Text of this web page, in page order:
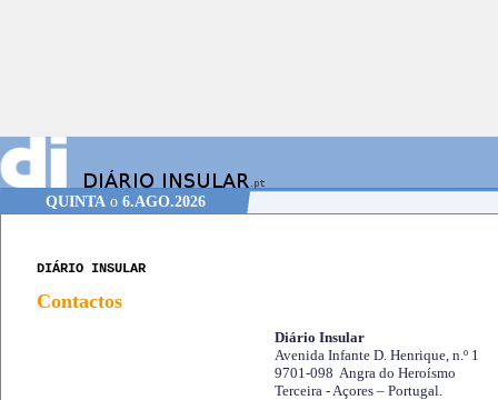
QUINTAo 6.AGO.2026
DIÁRIO INSULAR
Contactos
Diário Insular
Avenida Infante D. Henrique, n.º 1
9701-098 Angra do Heroísmo
Terceira - Açores – Portugal.